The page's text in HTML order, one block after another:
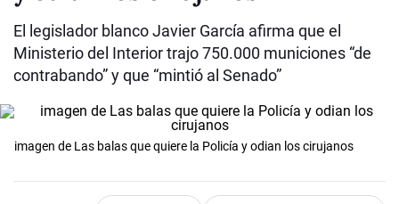
El legislador blanco Javier García afirma que el
Ministerio del Interior trajo 750.000 municiones “de
contrabando” y que “mintió al Senado”
imagen de Las balas que quiere la Policía y odian los cirujanos